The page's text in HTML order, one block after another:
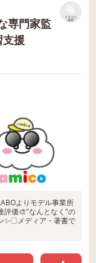
専門家監
支援
リストに
保存
よりモデル事業所
評価🎨"なんとなく"の
✨〇メディア・著書で